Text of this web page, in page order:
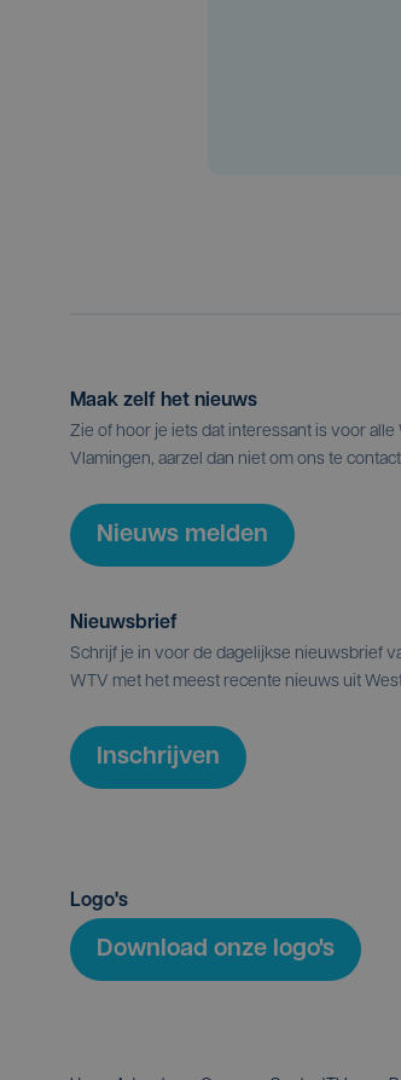
Maak zelf het nieuws
Zie of hoor je iets dat interessant is voor alle
Vlamingen, aarzel dan niet om ons te
Nieuws melden
Nieuwsbrief
Schrijf je in voor de dagelijkse nieuwsbrief
WTV met het meest recente nieuws uit
Inschrijven
Logo's
Download onze logo's